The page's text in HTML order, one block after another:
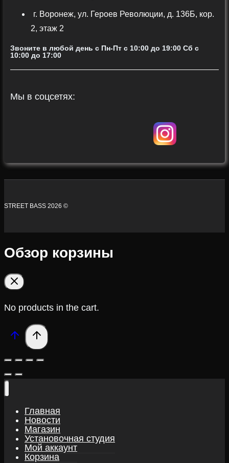
г. Воронеж, ул. Героев Революции, д. 136Б, кор.
2, этаж 2
Звоните в любой день с Пн-Пт c 10:00 до 19:00 Сб с
10:00 до 17:00
Мы в соцсетях:
STREET BASS 2026 ©
Обзор корзины
No products in the cart.
Главная
Новости
Магазин
Установочная студия
Мой аккаунт
Корзина